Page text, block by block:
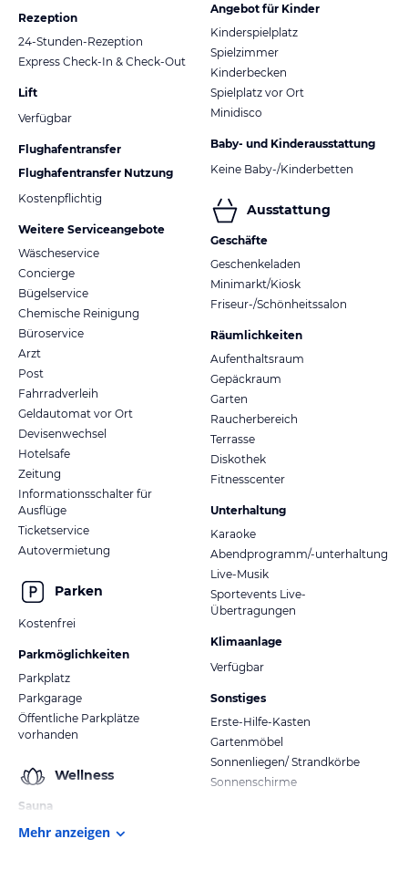
Rezeption
24-Stunden-Rezeption
Express Check-In & Check-Out
Lift
Verfügbar
Flughafentransfer
Flughafentransfer Nutzung
Kostenpflichtig
Weitere Serviceangebote
Wäscheservice
Concierge
Bügelservice
Chemische Reinigung
Büroservice
Arzt
Post
Fahrradverleih
Geldautomat vor Ort
Devisenwechsel
Hotelsafe
Zeitung
Informationsschalter für
Ausflüge
Ticketservice
Autovermietung
Parken
Kostenfrei
Parkmöglichkeiten
Parkplatz
Parkgarage
Öffentliche Parkplätze
vorhanden
Wellness
Sauna
Angebot für Kinder
Kinderspielplatz
Spielzimmer
Kinderbecken
Spielplatz vor Ort
Minidisco
Baby- und Kinderausstattung
Keine Baby-/Kinderbetten
Ausstattung
Geschäfte
Geschenkeladen
Minimarkt/Kiosk
Friseur-/Schönheitssalon
Räumlichkeiten
Aufenthaltsraum
Gepäckraum
Garten
Raucherbereich
Terrasse
Diskothek
Fitnesscenter
Unterhaltung
Karaoke
Abendprogramm/-unterhaltung
Live-Musik
Sportevents Live-
Übertragungen
Klimaanlage
Verfügbar
Sonstiges
Erste-Hilfe-Kasten
Gartenmöbel
Sonnenliegen/ Strandkörbe
Sonnenschirme
Mehr anzeigen